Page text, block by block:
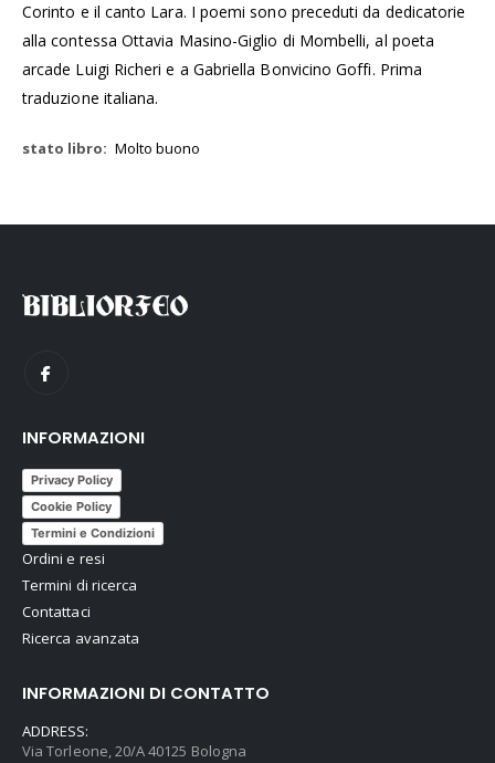
Corinto e il canto Lara. I poemi sono preceduti da dedicatorie
alla contessa Ottavia Masino-Giglio di Mombelli, al poeta
arcade Luigi Richeri e a Gabriella Bonvicino Goffi. Prima
traduzione italiana.
Molto buono
INFORMAZIONI
Privacy Policy
Cookie Policy
Termini e Condizioni
Ordini e resi
Termini di ricerca
Contattaci
Ricerca avanzata
INFORMAZIONI DI CONTATTO
ADDRESS:
Via Torleone, 20/A 40125 Bologna